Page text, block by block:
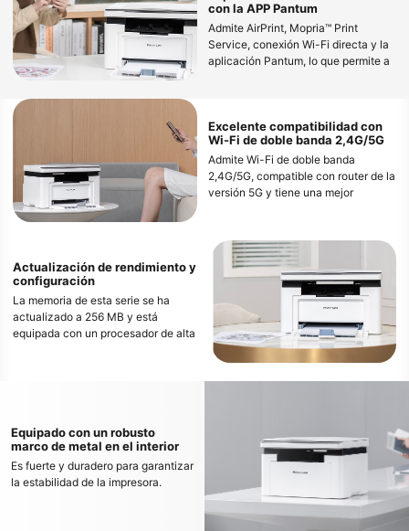
con la APP Pantum
Admite AirPrint, Mopria™ Print
Service, conexión Wi-Fi directa y la
aplicación Pantum, lo que permite a
Excelente compatibilidad con
Wi-Fi de doble banda 2,4G/5G
Admite Wi-Fi de doble banda
2,4G/5G, compatible con router de la
versión 5G y tiene una mejor
impresión móvil flexible y
conveniente
Actualización de rendimiento y
configuración
La memoria de esta serie se ha
actualizado a 256 MB y está
equipada con un procesador de alta
Equipado con un robusto
marco de metal en el interior
Es fuerte y duradero para garantizar
la estabilidad de la impresora.